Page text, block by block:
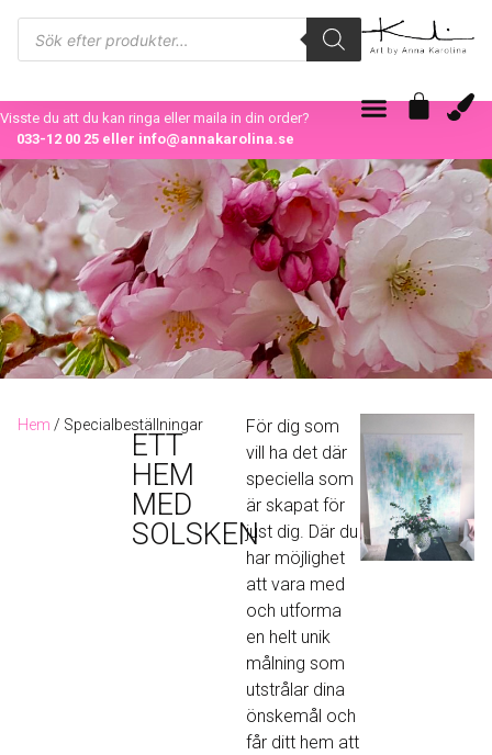
Visste du att du kan ringa eller maila in din order?
033-12 00 25eller info@annakarolina.se
Hem / Specialbeställningar
ETT
HEM
MED
SOLSKEN
För dig som
vill ha det där
speciella som
är skapat för
just dig. Där du
har möjlighet
att vara med
och utforma
en helt unik
målning som
utstrålar dina
önskemål och
får ditt hem att